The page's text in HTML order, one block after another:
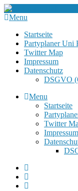
Menu
Startseite
Partyplaner Uni
Twitter Map
Impressum
Datenschutz
DSGVO
Menu
Startseite
Twitter
Impressum